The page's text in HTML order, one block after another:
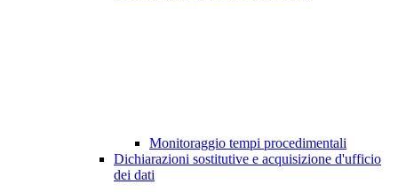
Monitoraggio tempi procedimentali
Dichiarazioni sostitutive e acquisizione d'ufficio
dei dati